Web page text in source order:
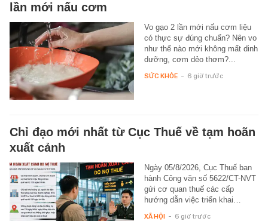
lần mới nấu cơm
Vo gạo 2 lần mới nấu cơm liệu
có thực sự đúng chuẩn? Nên vo
như thế nào mới không mất dinh
dưỡng, cơm dẻo thơm?...
SỨC KHỎE - 6 giờ trước
Chỉ đạo mới nhất từ Cục Thuế về tạm hoãn
xuất cảnh
Ngày 05/8/2026, Cục Thuế ban
hành Công văn số 5622/CT-NVT
gửi cơ quan thuế các cấp
hướng dẫn việc triển khai…
XÃ HỘI - 6 giờ trước